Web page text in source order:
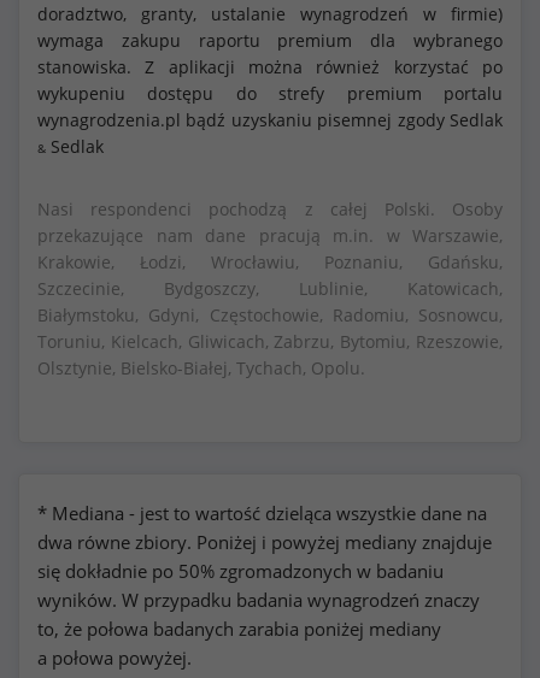
doradztwo, granty, ustalanie wynagrodzeń w firmie)
wymaga zakupu raportu premium dla wybranego
stanowiska. Z aplikacji można również korzystać po
wykupeniu dostępu do strefy premium portalu
wynagrodzenia.pl bądź uzyskaniu pisemnej zgody Sedlak
& Sedlak
Nasi respondenci pochodzą z całej Polski. Osoby
przekazujące nam dane pracują m.in. w Warszawie,
Krakowie, Łodzi, Wrocławiu, Poznaniu, Gdańsku,
Szczecinie, Bydgoszczy, Lublinie, Katowicach,
Białymstoku, Gdyni, Częstochowie, Radomiu, Sosnowcu,
Toruniu, Kielcach, Gliwicach, Zabrzu, Bytomiu, Rzeszowie,
Olsztynie, Bielsko-Białej, Tychach, Opolu.
* Mediana - jest to wartość dzieląca wszystkie dane na
dwa równe zbiory. Poniżej i powyżej mediany znajduje
się dokładnie po 50% zgromadzonych w badaniu
wyników. W przypadku badania wynagrodzeń znaczy
to, że połowa badanych zarabia poniżej mediany
a połowa powyżej.